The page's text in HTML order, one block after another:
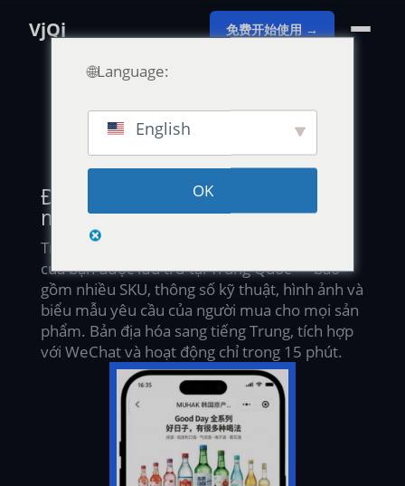
VjQj 免费开始使用 →
DANH SÁCH SẢN PHẨM · LƯU TRỮ TẠI TRUNG
QUỐC · YÊU CẦU THEO TỪNG SẢN PHẨM
Đưa mọi sản phẩm đến trước
mắt người mua Trung Quốc.
Trang Danh mục VjQj là danh mục sản phẩm
của bạn được lưu trữ tại Trung Quốc — bao
gồm nhiều SKU, thông số kỹ thuật, hình ảnh và
biểu mẫu yêu cầu của người mua cho mọi sản
phẩm. Bản địa hóa sang tiếng Trung, tích hợp
với WeChat và hoạt động chỉ trong 15 phút.
🌐Language:
English
OK